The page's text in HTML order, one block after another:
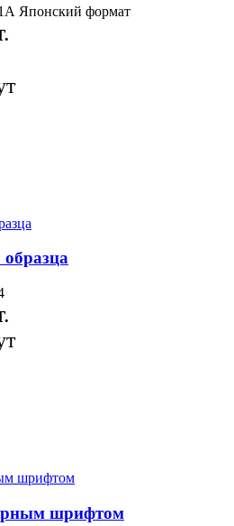
Японский формат
шрифтом